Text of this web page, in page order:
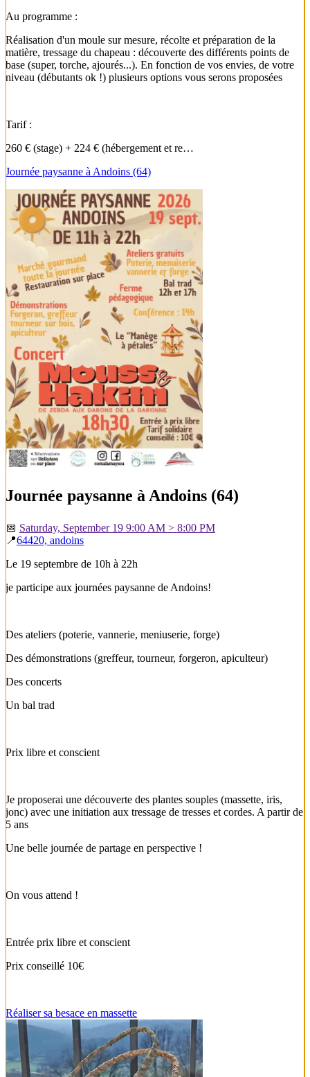
Au programme :
Réalisation d'un moule sur mesure, récolte et préparation de la
matière, tressage du chapeau : découverte des différents points de
base (super, torche, ajourés...). En fonction de vos envies, de votre
niveau (débutants ok !) plusieurs options vous serons proposées
Tarif :
260 € (stage) + 224 € (hébergement et re…
Journée paysanne à Andoins (64)
Journée paysanne à Andoins (64)
📅Saturday, September 19 9:00 AM > 8:00 PM
📍64420, andoins
Le 19 septembre de 10h à 22h
je participe aux journées paysanne de Andoins!
Des ateliers (poterie, vannerie, meniuserie, forge)
Des démonstrations (greffeur, tourneur, forgeron, apiculteur)
Des concerts
Un bal trad
Prix libre et conscient
Je proposerai une découverte des plantes souples (massette, iris,
jonc) avec une initiation aux tressage de tresses et cordes. A partir de
5 ans
Une belle journée de partage en perspective !
On vous attend !
Entrée prix libre et conscient
Prix conseillé 10€
Réaliser sa besace en massette